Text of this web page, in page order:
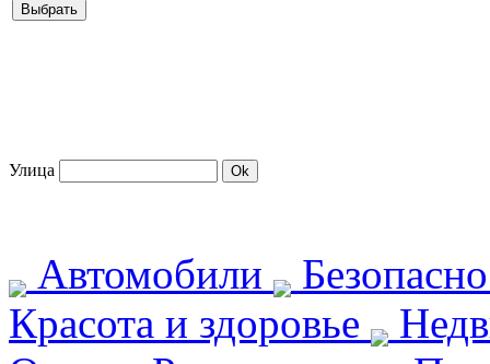
Улица
Автомобили
Красота и здоровье